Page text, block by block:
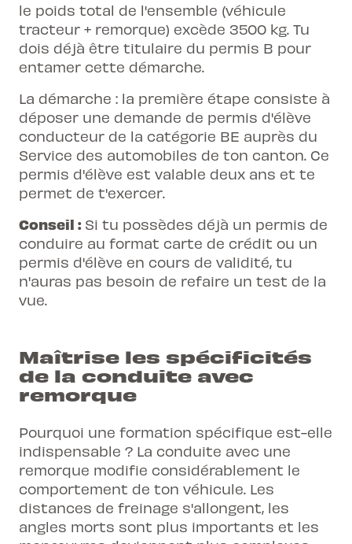
le poids total de l'ensemble (véhicule
tracteur + remorque) excède 3500 kg. Tu
dois déjà être titulaire du permis B pour
entamer cette démarche.
La démarche : la première étape consiste à
déposer une demande de permis d'élève
conducteur de la catégorie BE auprès du
Service des automobiles de ton canton. Ce
permis d'élève est valable deux ans et te
permet de t'exercer.
Conseil : Si tu possèdes déjà un permis de
conduire au format carte de crédit ou un
permis d'élève en cours de validité, tu
n'auras pas besoin de refaire un test de la
vue.
Maîtrise les spécificités
de la conduite avec
remorque
Pourquoi une formation spécifique est-elle
indispensable ? La conduite avec une
remorque modifie considérablement le
comportement de ton véhicule. Les
distances de freinage s'allongent, les
angles morts sont plus importants et les